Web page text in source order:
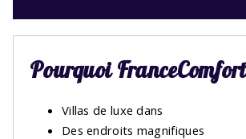
Pourquoi
Villas de luxe dans
Des endroits magnifiques